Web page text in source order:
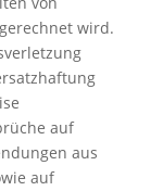
wird.
auf
aus
auf